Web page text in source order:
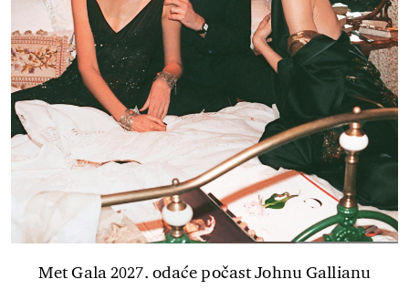
Met Gala 2027. odaće počast Johnu Gallianu